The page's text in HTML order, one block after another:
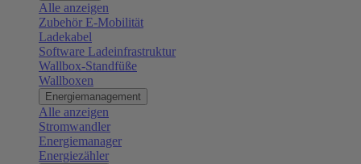
Alle anzeigen
Zubehör E-Mobilität
Ladekabel
Software Ladeinfrastruktur
Wallbox-Standfüße
Wallboxen
Energiemanagement
Alle anzeigen
Stromwandler
Energiemanager
Energiezähler